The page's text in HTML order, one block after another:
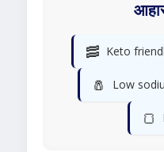
🥓 Keto
🧂 Low
🍞